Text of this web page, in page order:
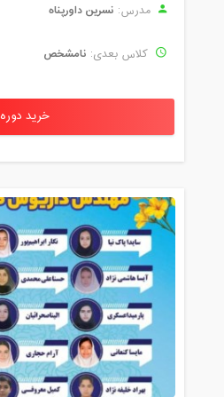
مدرس: نسرین داورپناه
کلاس بعدی: نامشخص
خرید دوره